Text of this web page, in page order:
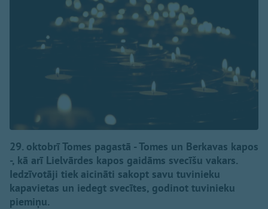
29. oktobrī Tomes pagastā - Tomes un Berkavas kapos
-, kā arī Lielvārdes kapos gaidāms svecīšu vakars.
Iedzīvotāji tiek aicināti sakopt savu tuvinieku
kapavietas un iedegt svecītes, godinot tuvinieku
piemiņu.